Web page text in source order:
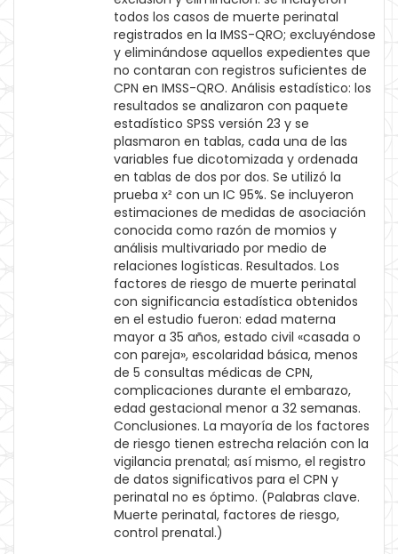
todos los casos de muerte perinatal
registrados en la IMSS-QRO; excluyéndose
y eliminándose aquellos expedientes que
no contaran con registros suficientes de
CPN en IMSS-QRO. Análisis estadístico: los
resultados se analizaron con paquete
estadístico SPSS versión 23 y se
plasmaron en tablas, cada una de las
variables fue dicotomizada y ordenada
en tablas de dos por dos. Se utilizó la
prueba x² con un IC 95%. Se incluyeron
estimaciones de medidas de asociación
conocida como razón de momios y
análisis multivariado por medio de
relaciones logísticas. Resultados. Los
factores de riesgo de muerte perinatal
con significancia estadística obtenidos
en el estudio fueron: edad materna
mayor a 35 años, estado civil «casada o
con pareja», escolaridad básica, menos
de 5 consultas médicas de CPN,
complicaciones durante el embarazo,
edad gestacional menor a 32 semanas.
Conclusiones. La mayoría de los factores
de riesgo tienen estrecha relación con la
vigilancia prenatal; así mismo, el registro
de datos significativos para el CPN y
perinatal no es óptimo. (Palabras clave.
Muerte perinatal, factores de riesgo,
control prenatal.)